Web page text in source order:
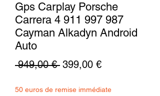
Gps Carplay Porsche
Carrera 4 911 997 987
Cayman Alkadyn Android
Auto
949,00 € Standardpreis
399,00 €Sale-
50 euros de remise immédiate